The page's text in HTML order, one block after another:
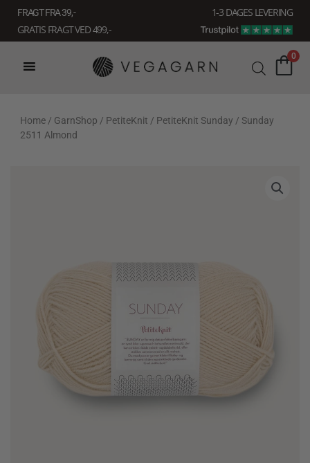
indholdet
FRAGT FRA 39, -
1-3 DAGES LEVERING
GRATIS FRAGT VED 499,-
0
Home / GarnShop / PetiteKnit / PetiteKnit Sunday / Sunday
2511 Almond